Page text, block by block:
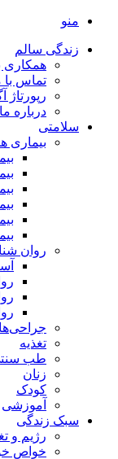
منو
زندگی سالم
همکاری
تماس با
رپورتاژ
درباره ما
سلامتی
بیماری
روان
جراحی‌ها
تغذیه
طب
زنان
کودک
آموزشی
سبک زندگی
رژیم و
خواص